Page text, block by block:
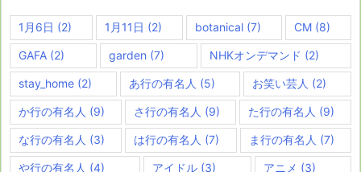
1月6日 (2) 1月11日 (2) botanical (7) CM (8)
GAFA (2) garden (7) NHKオンデマンド (2)
stay_home (2) あ行の有名人 (5) お笑い芸人 (2)
か行の有名人 (9) さ行の有名人 (9) た行の有名人 (9)
な行の有名人 (3) は行の有名人 (7) ま行の有名人 (7)
や行の有名人 (4) アイドル (3) アニメ (3)